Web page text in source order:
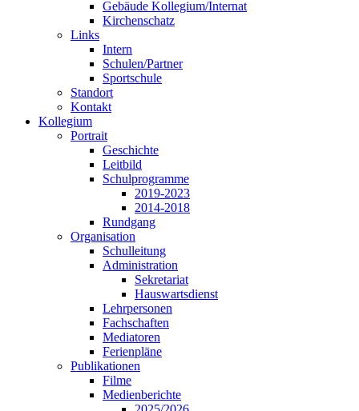
Gebäude Kollegium/Internat
Kirchenschatz
Links
Intern
Schulen/Partner
Sportschule
Standort
Kontakt
Kollegium
Portrait
Geschichte
Leitbild
Schulprogramme
2019-2023
2014-2018
Rundgang
Organisation
Schulleitung
Administration
Sekretariat
Hauswartsdienst
Lehrpersonen
Fachschaften
Mediatoren
Ferienpläne
Publikationen
Filme
Medienberichte